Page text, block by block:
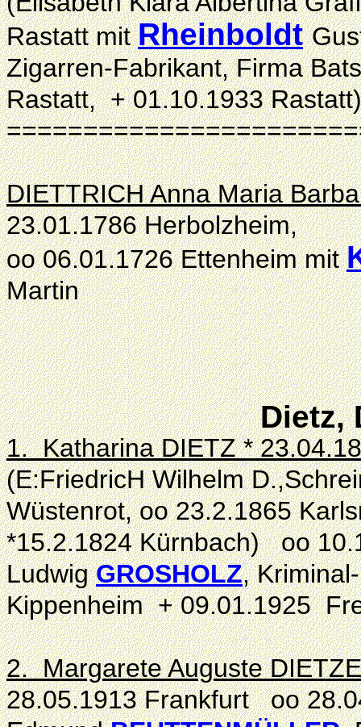
Rastatt mitRheinboldt
Zigarren-Fabrikant, Firma
Rastatt, + 01.10.1933 Rastatt)
DIETTRICH Anna Maria
23.01.1786 Herbolzheim,
oo 06.01.1726 Ettenheim mit
Martin
Dietz,
1. Katharina DIETZ *
(E:FriedricH Wilhelm
Wüstenrot, oo 23.2.1865
*15.2.1824 Kürnbach) oo
LudwigGROSHOLZ,
Kippenheim + 09.01.1925
2. Margarete Auguste
28.05.1913 Frankfurt oo